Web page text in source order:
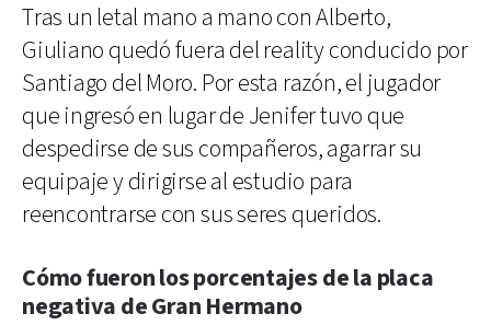
Tras un letal mano a mano con Alberto,
Giuliano quedó fuera del reality conducido por
Santiago del Moro. Por esta razón, el jugador
que ingresó en lugar de Jenifer tuvo que
despedirse de sus compañeros, agarrar su
equipaje y dirigirse al estudio para
reencontrarse con sus seres queridos.
Cómo fueron los porcentajes de la placa
negativa de Gran Hermano